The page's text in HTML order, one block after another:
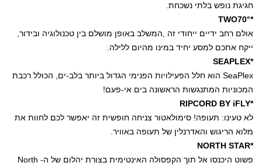
חגיגת נופש בלתי נשכחת.
TWO70°*
אולם רחב ידיים ייחודי זה
המשלב באופן מושלם בין טכנולוגיה ובידור
ייקח אתכם למסע יחיד במינו מהיום ללילה
SEAPLEX*
SeaPlex הוא חלל הפעילויות הפנימי הגדול ביותר בלב-ים, הכולל רכבת
המכוניות המתנגשות הראשונה בים אי-פעם!
RIPCORD BY iFLY*
לא טעינו: תעופה! סימולאטור צניחה חופשית זה יאפשר לכם לחוות את
מלוא הריגוש והאדרנלין של תעופה באוויר.
NORTH STAR*
פשוט היכנסו אל תוך הקפסולה האינטימית בצורת יהלום של ה- North